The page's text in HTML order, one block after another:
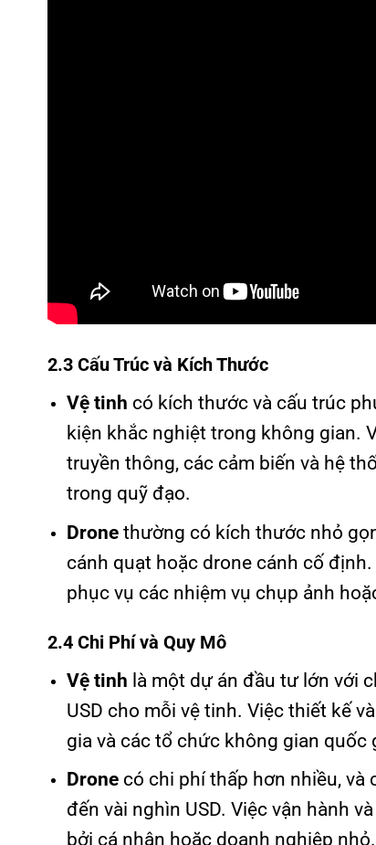
2.3 Cấu Trúc và Kích Thước
Vệ tinh có kích thước và cấu trúc
kiện khắc nghiệt trong không gian.
truyền thông, các cảm biến và hệ
trong quỹ đạo.
Dronethường có kích thước nhỏ
cánh quạt hoặc drone cánh cố
phục vụ các nhiệm vụ chụp ảnh
2.4 Chi Phí và Quy Mô
Vệ tinh là một dự án đầu tư lớn với
USD cho mỗi vệ tinh. Việc thiết kế
gia và các tổ chức không gian quốc
Dronecó chi phí thấp hơn nhiều, và
đến vài nghìn USD. Việc vận hành
bởi cá nhân hoặc doanh nghiệp nhỏ.